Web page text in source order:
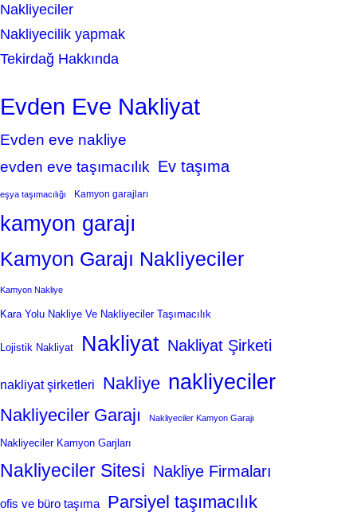
Nakliyeciler
Nakliyecilik yapmak
Tekirdağ Hakkında
Evden Eve Nakliyat
Evden eve nakliye
evden eve taşımacılık Ev taşıma
eşya taşımacılığı Kamyon garajları
kamyon garajı
Kamyon Garajı Nakliyeciler
Kamyon Nakliye
Kara Yolu Nakliye Ve Nakliyeciler Taşımacılık
Lojistik Nakliyat Nakliyat Nakliyat Şirketi
nakliyat şirketleri Nakliye nakliyeciler
Nakliyeciler Garajı Nakliyeciler Kamyon Garajı
Nakliyeciler Kamyon Garjları
Nakliyeciler Sitesi Nakliye Firmaları
ofis ve büro taşıma Parsiyel taşımacılık